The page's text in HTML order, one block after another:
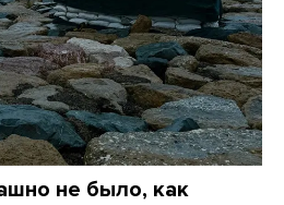
не было, как